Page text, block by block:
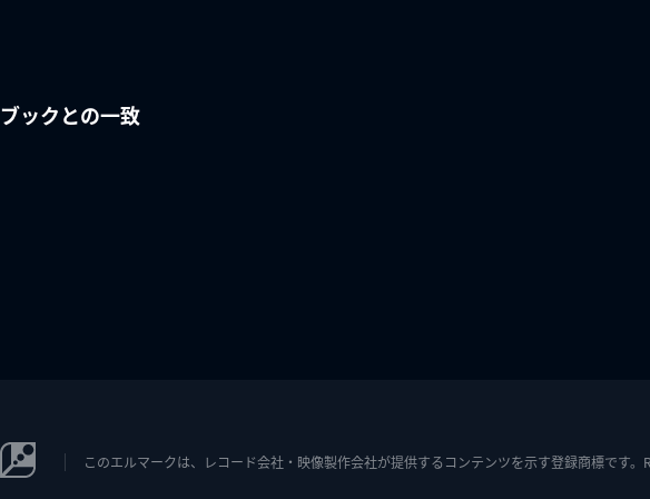
ブックとの一致
このエルマークは、レコード会社・映像製作会社が提供するコンテンツを示す登録商標です